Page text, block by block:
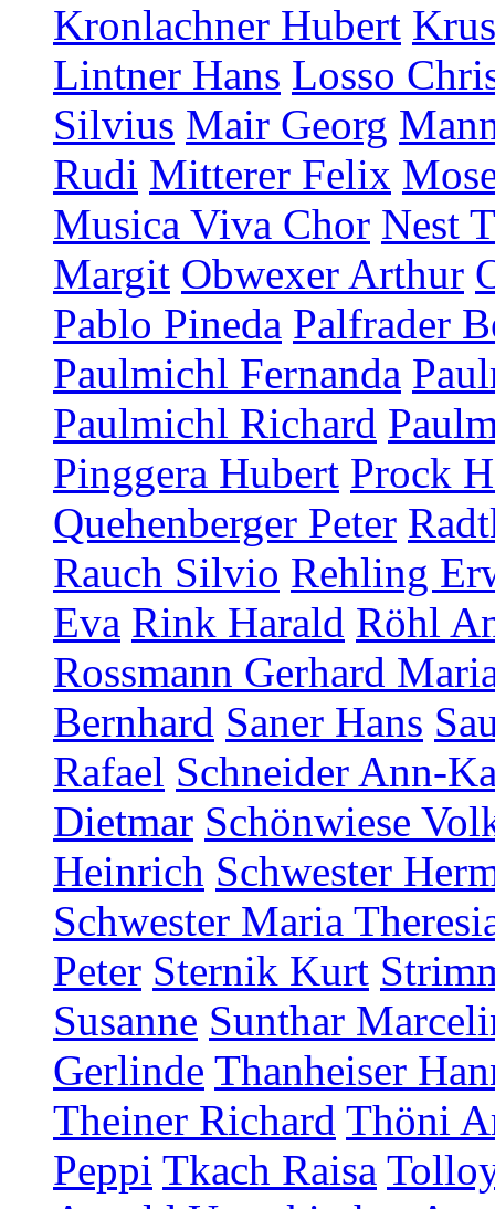
Kronlachner Hubert
Lintner Hans Losso
Silvius Mair Georg
Rudi Mitterer Felix
Musica Viva Chor Nest
Margit Obwexer Arthur
Pablo Pineda Palfrader
Paulmichl Fernanda
Paulmichl Richard
Pinggera Hubert Prock
Quehenberger Peter
Rauch Silvio Rehling
Eva Rink Harald Röhl
Rossmann Gerhard
Bernhard Saner Hans
Rafael Schneider Ann-
Dietmar Schönwiese
Heinrich Schwester
Schwester Maria
Peter Sternik Kurt
Susanne Sunthar
Gerlinde Thanheiser
Theiner Richard Thöni
Peppi Tkach Raisa